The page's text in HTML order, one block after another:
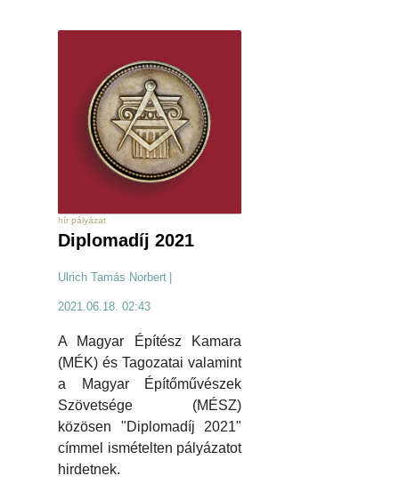
hír pályázat
Diplomadíj 2021
Ulrich Tamás Norbert
2021.06.18. 02:43
A Magyar Építész Kamara
(MÉK) és Tagozatai valamint
a Magyar Építőművészek
Szövetsége (MÉSZ)
közösen "Diplomadíj 2021"
címmel ismételten pályázatot
hirdetnek.